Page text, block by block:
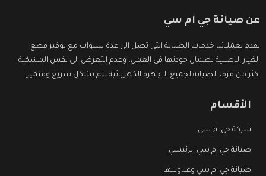
عن صيانة جي ام سي
نقدم لعملائنا خدمات الصيانة التى تصل الى عدة سنوات مع توفير قطع
الغيار الاصلية لضمان جودتها فى العمل، وعدم التعرض الى نفس المشكلة
اكثر من مرة، الصيانة لجميع الاجهزة الكهربائية تتم بشكل سريع ومتميز.
الأقسام
شركة جي ام سي
صيانة جي ام سي الرئيسي
صيانة جي ام سي وعناوينها